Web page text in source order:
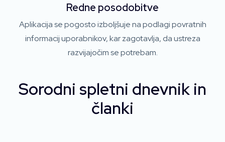
Redne posodobitve
Aplikacija se pogosto izboljšuje na podlagi povratnih
informacij uporabnikov, kar zagotavlja, da ustreza
razvijajočim se potrebam.
Sorodni spletni dnevnik in
članki